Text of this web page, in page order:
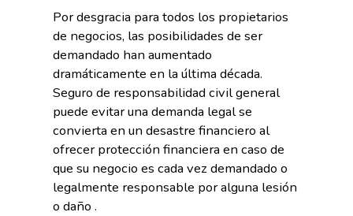
Por desgracia para todos los propietarios
de negocios, las posibilidades de ser
demandado han aumentado
dramáticamente en la última década.
Seguro de responsabilidad civil general
puede evitar una demanda legal se
convierta en un desastre financiero al
ofrecer protección financiera en caso de
que su negocio es cada vez demandado o
legalmente responsable por alguna lesión
o daño .